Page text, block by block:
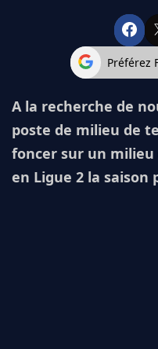
Préférez
A la recherche de
poste de milieu de
foncer sur un
en Ligue 2 la saison